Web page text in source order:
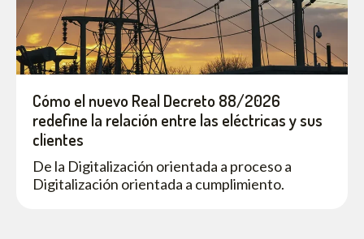
Cómo el nuevo Real Decreto 88/2026
redefine la relación entre las eléctricas y sus
clientes
De la Digitalización orientada a proceso a
Digitalización orientada a cumplimiento.